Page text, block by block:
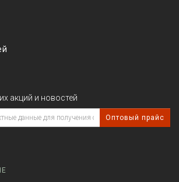
акций и новостей
Оптовый прайс